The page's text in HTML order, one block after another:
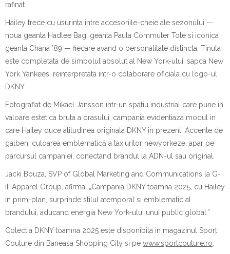
rafinat.
Hailey trece cu usurinta intre accesoriile-cheie ale sezonului —
noua geanta Hadlee Bag, geanta Paula Commuter Tote si iconica
geanta Chana ’89 — fiecare avand o personalitate distincta. Tinuta
este completata de simbolul absolut al New York-ului: sapca New
York Yankees, reinterpretata intr-o colaborare oficiala cu logo-ul
DKNY.
Fotografiat de Mikael Jansson intr-un spatiu industrial care pune in
valoare estetica bruta a orasului, campania evidentiaza modul in
care Hailey duce atitudinea originala DKNY in prezent. Accente de
galben, culoarea emblematică a taxiurilor newyorkeze, apar pe
parcursul campaniei, conectand brandul la ADN-ul sau original.
Jacki Bouza, SVP of Global Marketing and Communications la G-
III Apparel Group, afirma: „Campania DKNYtoamna 2025, cu Hailey
in prim-plan, surprinde stilul atemporal si emblematic al
brandului, aducand energia New York-ului unui public global.”
Colectia DKNYtoamna 2025 este disponibila in magazinul Sport
Couture din Baneasa Shopping City si pe www.sportcouture.ro.